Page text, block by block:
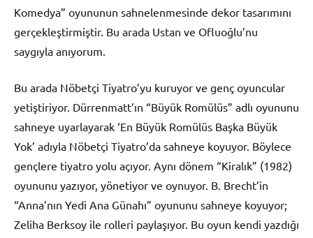
Komedya” oyununun sahnelenmesinde dekor tasarımını
gerçekleştirmiştir. Bu arada Ustan ve Ofluoğlu’nu
saygıyla anıyorum.
Bu arada Nöbetçi Tiyatro’yu kuruyor ve genç oyuncular
yetiştiriyor. Dürrenmatt’ın “Büyük Romülüs” adlı oyununu
sahneye uyarlayarak ‘En Büyük Romülüs Başka Büyük
Yok’ adıyla Nöbetçi Tiyatro’da sahneye koyuyor. Böylece
gençlere tiyatro yolu açıyor. Aynı dönem “Kiralık” (1982)
oyununu yazıyor, yönetiyor ve oynuyor. B. Brecht’in
“Anna’nın Yedi Ana Günahı” oyununu sahneye koyuyor;
Zeliha Berksoy ile rolleri paylaşıyor. Bu oyun kendi yazdığı